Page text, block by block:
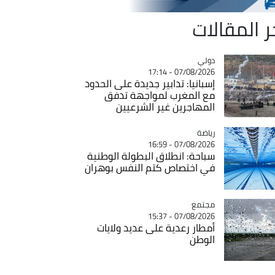
المقالات
Catégorie
دولي
07/08/2026 - 17:14
إسبانيا: تدابير جديدة على الحدود
مع المغرب لمواجهة تدفق
المهاجرين غير الشرعيين
Catégorie
رياضة
07/08/2026 - 16:59
سباحة: انطلاق البطولة الوطنية
في اختصاص كتم النفس بوهران
Catégorie
مجتمع
07/08/2026 - 15:37
أمطار رعدية على عديد ولايات
الوطن